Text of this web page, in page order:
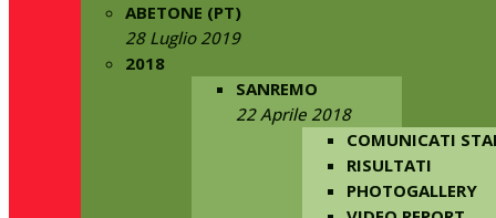
ABETONE (PT)
28 Luglio 2019
2018
SANREMO
22 Aprile 2018
COMUNICATI
RISULTATI
PHOTOGALLERY